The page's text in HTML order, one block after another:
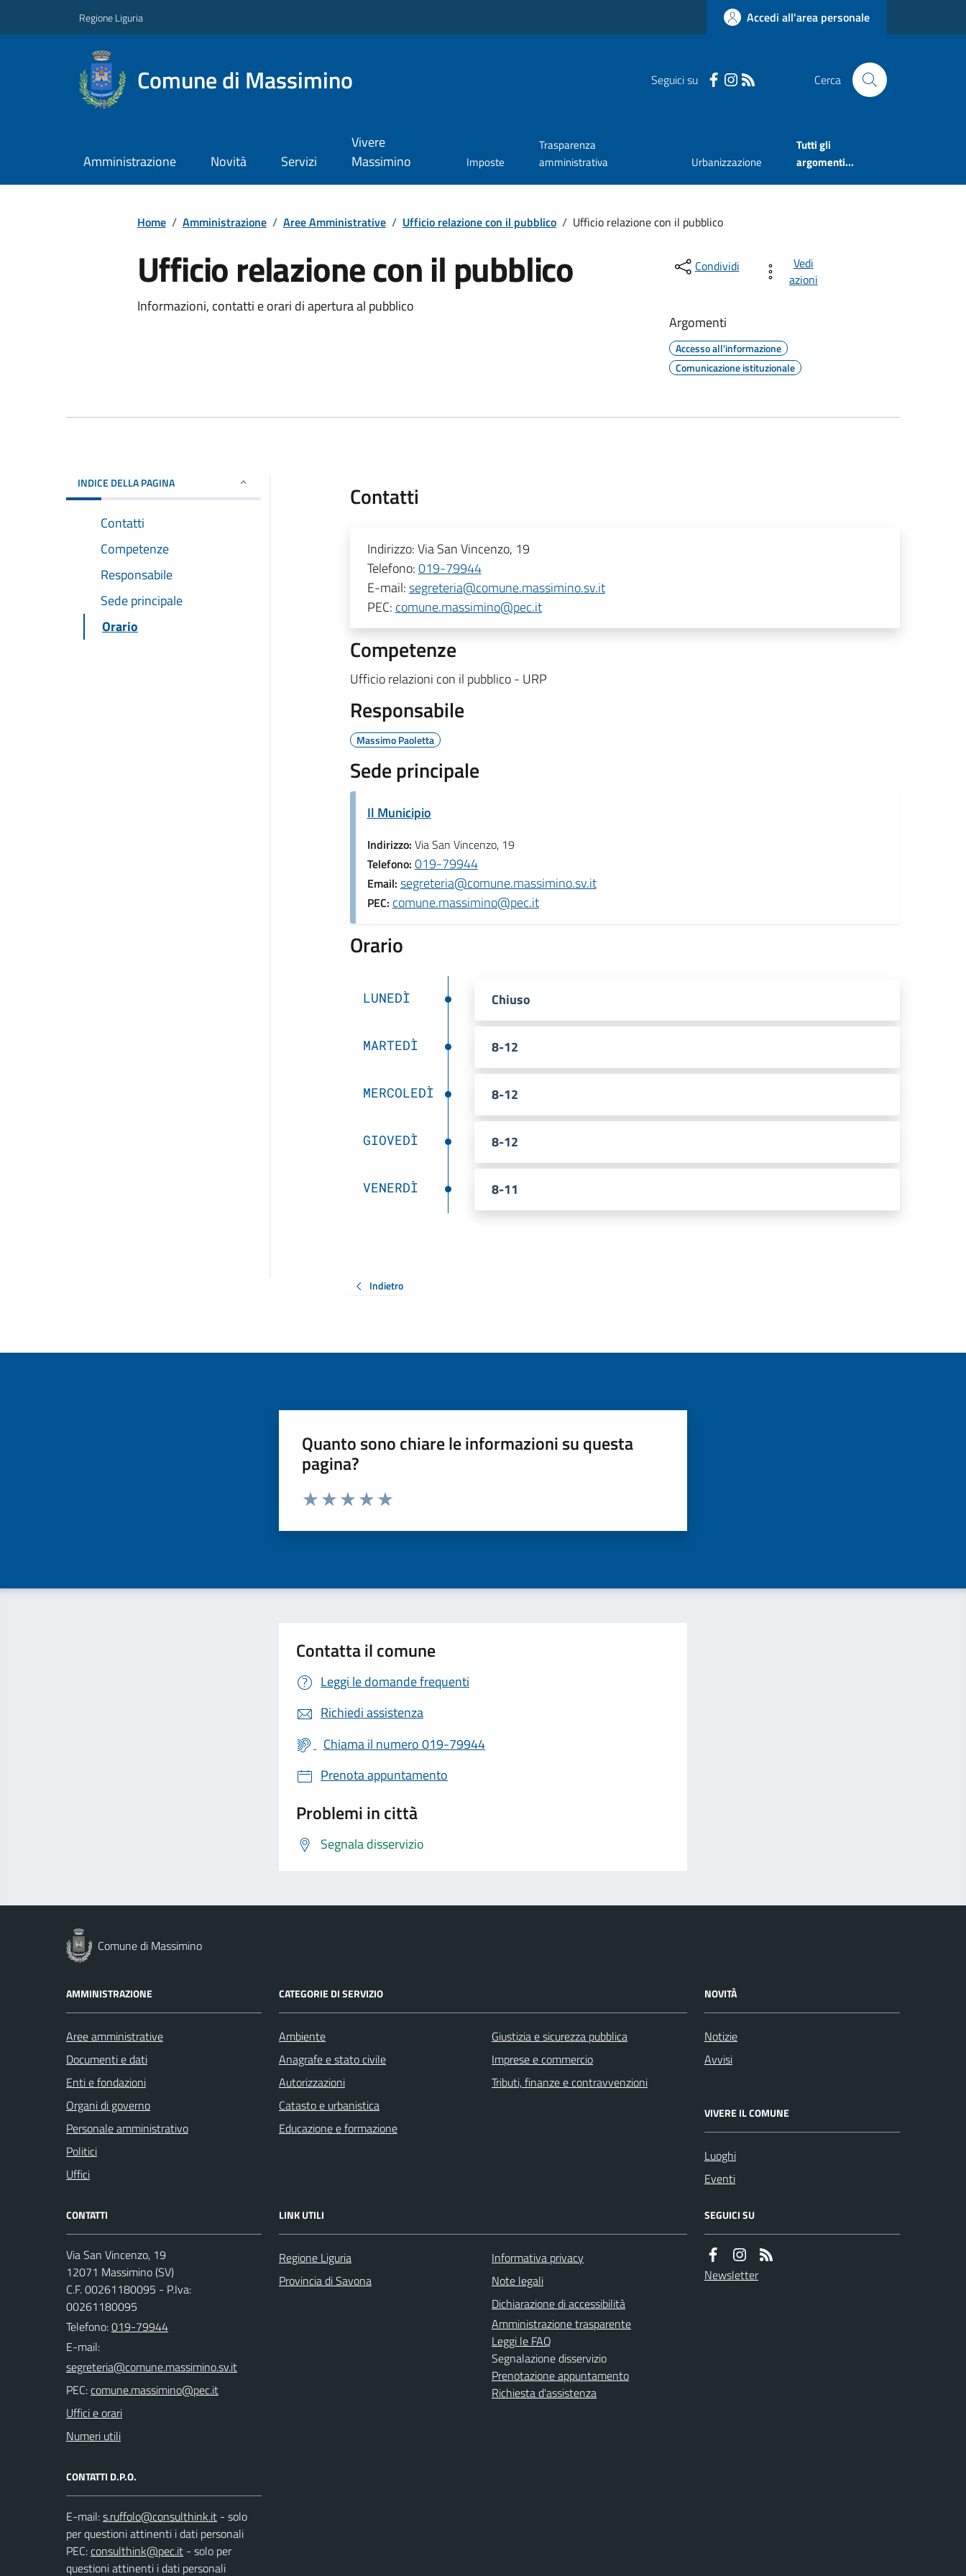
Regione Liguria Accedi all'area personale
Comune di Massimino Seguici su Cerca
Amministrazione Novità Servizi
Vivere
Massimino
Imposte
Trasparenza
amministrativa
Urbanizzazione
Tutti gli
argomenti...
Home / Amministrazione / Aree Amministrative / Ufficio relazione con il pubblico / Ufficio relazione con il pubblico
Ufficio relazione con il pubblico
Informazioni, contatti e orari di apertura al pubblico
Condividi
Vedi
azioni
Argomenti
Accesso all'informazione
Comunicazione istituzionale
INDICE DELLA PAGINA
Contatti
Competenze
Responsabile
Sede principale
Orario
Contatti
Indirizzo:Via San Vincenzo, 19
Telefono:019-79944
E-mail:segreteria@comune.massimino.sv.it
PEC: comune.massimino@pec.it
Competenze
Ufficio relazioni con il pubblico - URP
Responsabile
Massimo Paoletta
Sede principale
Il Municipio
Indirizzo: Via San Vincenzo, 19
Telefono: 019-79944
Email: segreteria@comune.massimino.sv.it
PEC: comune.massimino@pec.it
Orario
LUNEDÌ Chiuso
MARTEDÌ 8-12
MERCOLEDÌ 8-12
GIOVEDÌ 8-12
VENERDÌ 8-11
Indietro
Quanto sono chiare le informazioni su questa
pagina?
Valuta da 1 a 5 stelle la pagina
Contatta il comune
Leggi le domande frequenti
Richiedi assistenza
Chiama il numero 019-79944
Prenota appuntamento
Problemi in città
Segnala disservizio
Comune di Massimino
AMMINISTRAZIONE
Aree amministrative
Documenti e dati
Enti e fondazioni
Organi di governo
Personale amministrativo
Politici
Uffici
CATEGORIE DI SERVIZIO
Ambiente
Anagrafe e stato civile
Autorizzazioni
Catasto e urbanistica
Educazione e formazione
Giustizia e sicurezza pubblica
Imprese e commercio
Tributi, finanze e contravvenzioni
NOVITÀ
Notizie
Avvisi
VIVERE IL COMUNE
Luoghi
Eventi
CONTATTI
Via San Vincenzo, 19
12071 Massimino (SV)
C.F. 00261180095 - P.Iva:
00261180095
Telefono:019-79944
E-mail:
PEC:
Uffici e orari
Numeri utili
CONTATTI D.P.O.
E-mail:
- solo
per questioni attinenti i dati personali
PEC:
- solo per
questioni attinenti i dati personali
LINK UTILI
Regione Liguria
Provincia di Savona
Informativa privacy
Note legali
Dichiarazione di accessibilità
Amministrazione trasparente
Leggi le FAQ
Segnalazione disservizio
Prenotazione appuntamento
Richiesta d'assistenza
SEGUICI SU
Newsletter